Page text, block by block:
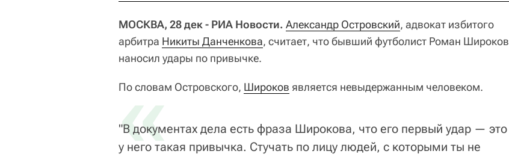
МОСКВА, 28 дек - РИА Новости. Александр Островский, адвокат избитого
арбитра Никиты Данченкова, считает, что бывший футболист Роман Широков
наносил удары по привычке.
По словам Островского, Широков является невыдержанным человеком.
«
"В документах дела есть фраза Широкова, что его первый удар — это
у него такая привычка. Стучать по лицу людей, с которыми ты не